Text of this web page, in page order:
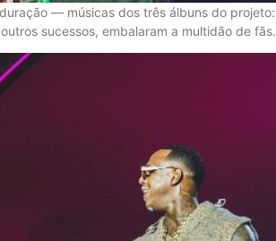
— músicas dos três álbuns do projeto:
outros sucessos, embalaram a multidão de fãs.